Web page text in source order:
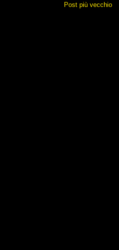
Post più vecchio